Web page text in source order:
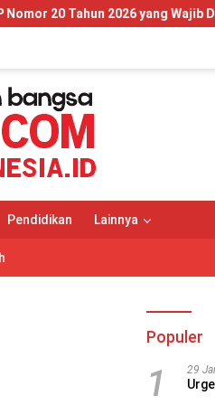
Tahun 2026 yang Wajib Dipahami
Pendidikan Lainnya
Populer
1 29